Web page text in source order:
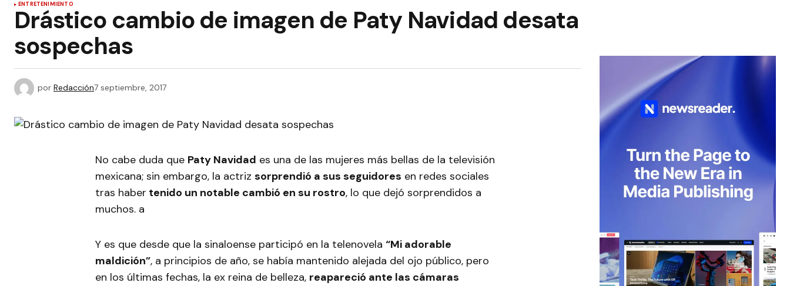
ENTRETENIMIENTO
Drástico cambio de imagen de Paty Navidad desata
sospechas
por Redacción7 septiembre, 2017
No cabe duda que Paty Navidad es una de las mujeres más bellas de la televisión
mexicana; sin embargo, la actriz sorprendió a sus seguidores en redes sociales
tras haber tenido un notable cambió en su rostro, lo que dejó sorprendidos a
muchos. a
Y es que desde que la sinaloense participó en la telenovela “Mi adorable
maldición”, a principios de año, se había mantenido alejada del ojo público, pero
en los últimas fechas, la ex reina de belleza, reapareció ante las cámaras